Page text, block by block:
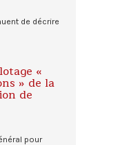
de décrire
«
» de la
de
pour